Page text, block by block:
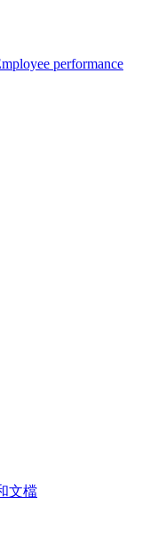
performance
文檔